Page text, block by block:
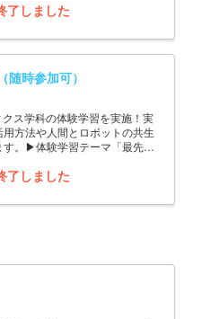
了しました
随時参加可）
ス学科の体験学習を実施！実
方法や人間とロボットの共生
す。▶体験学習テーマ「最先端
了しました